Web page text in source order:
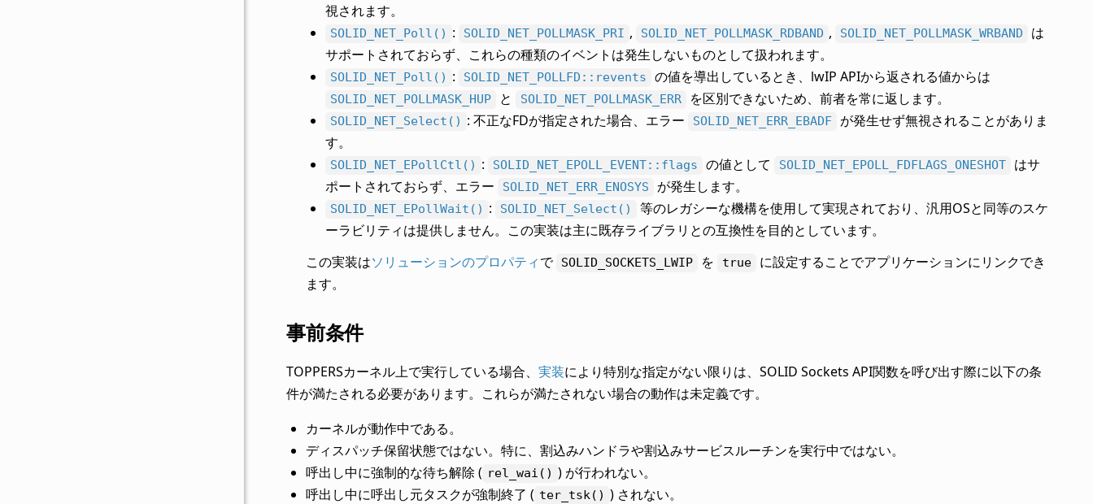
視されます。
SOLID_NET_Poll() : SOLID_NET_POLLMASK_PRI , SOLID_NET_POLLMASK_RDBAND , SOLID_NET_POLLMASK_WRBAND
は
サポートされておらず、これらの種類のイベントは発生しないものとして扱われます。
SOLID_NET_Poll() : SOLID_NET_POLLFD::revents の値を導出しているとき、lwIP APIから返される値からは
SOLID_NET_POLLMASK_HUP と SOLID_NET_POLLMASK_ERR を区別できないため、前者を常に返します。
SOLID_NET_Select() : 不正なFDが指定された場合、エラー SOLID_NET_ERR_EBADF
が発生せず無視されることがありま
す。
SOLID_NET_EPollCtl() : SOLID_NET_EPOLL_EVENT::flags の値として SOLID_NET_EPOLL_FDFLAGS_ONESHOT
はサ
ポートされておらず、エラー
SOLID_NET_ERR_ENOSYS が発生します。
SOLID_NET_EPollWait() : SOLID_NET_Select()
等のレガシーな機構を使用して実現されており、汎用OSと同等のスケ
ーラビリティは提供しません。この実装は主に既存ライブラリとの互換性を目的としています。
この実装はソリューションのプロパティで SOLID_SOCKETS_LWIP を true
に設定することでアプリケーションにリンクでき
ます。
事前条件
TOPPERSカーネル上で実行している場合、 実装により特別な指定がない限りは、SOLID Sockets API関数を呼び出す際に以下の条
件が満たされる必要があります。これらが満たされない場合の動作は未定義です。
カーネルが動作中である。
ディスパッチ保留状態ではない。特に、割込みハンドラや割込みサービスルーチンを実行中ではない。
呼出し中に強制的な待ち解除 ( rel_wai() ) が行われない。
呼出し中に呼出し元タスクが強制終了 ( ter_tsk() ) されない。